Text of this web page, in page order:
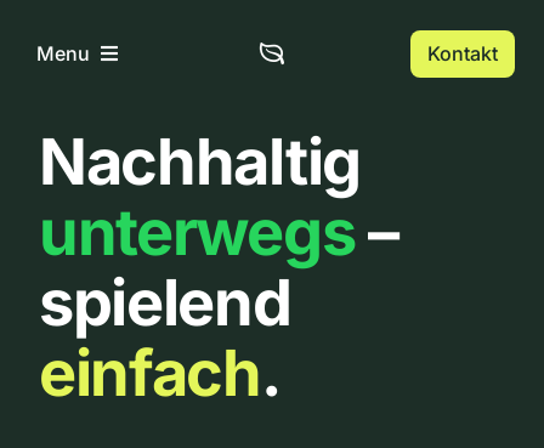
InhaltMenu
Home
Über uns
Urbanlist
Kontakt
Nachhaltig
unterwegs–
spielend
einfach.